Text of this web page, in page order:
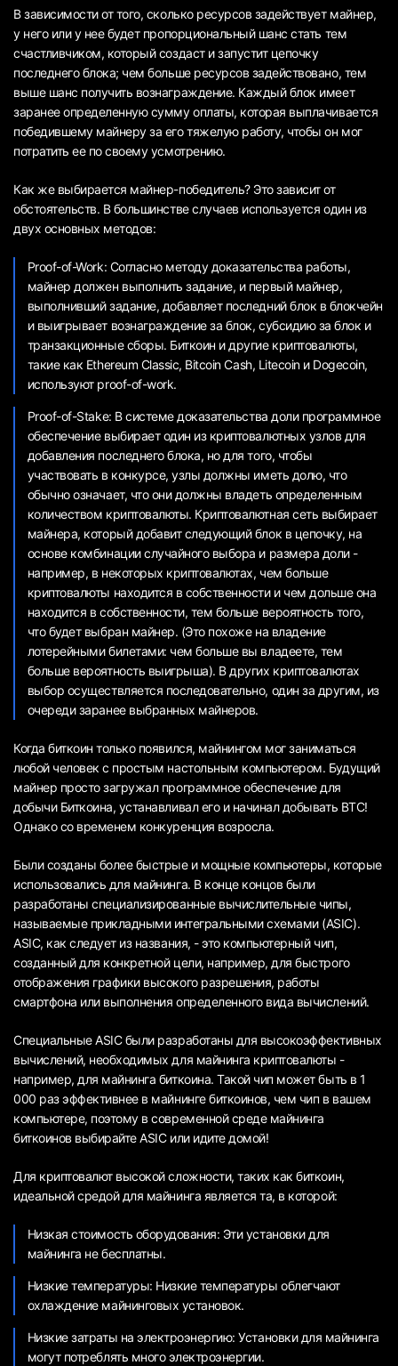
В зависимости от того, сколько ресурсов задействует майнер,
у него или у нее будет пропорциональный шанс стать тем
счастливчиком, который создаст и запустит цепочку
последнего блока; чем больше ресурсов задействовано, тем
выше шанс получить вознаграждение. Каждый блок имеет
заранее определенную сумму оплаты, которая выплачивается
победившему майнеру за его тяжелую работу, чтобы он мог
потратить ее по своему усмотрению.
Как же выбирается майнер-победитель? Это зависит от
обстоятельств. В большинстве случаев используется один из
двух основных методов:
Proof-of-Work: Согласно методу доказательства работы,
майнер должен выполнить задание, и первый майнер,
выполнивший задание, добавляет последний блок в блокчейн
и выигрывает вознаграждение за блок, субсидию за блок и
транзакционные сборы. Биткоин и другие криптовалюты,
такие как Ethereum Classic, Bitcoin Cash, Litecoin и Dogecoin,
используют proof-of-work.
Proof-of-Stake: В системе доказательства доли программное
обеспечение выбирает один из криптовалютных узлов для
добавления последнего блока, но для того, чтобы
участвовать в конкурсе, узлы должны иметь долю, что
обычно означает, что они должны владеть определенным
количеством криптовалюты. Криптовалютная сеть выбирает
майнера, который добавит следующий блок в цепочку, на
основе комбинации случайного выбора и размера доли -
например, в некоторых криптовалютах, чем больше
криптовалюты находится в собственности и чем дольше она
находится в собственности, тем больше вероятность того,
что будет выбран майнер. (Это похоже на владение
лотерейными билетами: чем больше вы владеете, тем
больше вероятность выигрыша). В других криптовалютах
выбор осуществляется последовательно, один за другим, из
очереди заранее выбранных майнеров.
Когда биткоин только появился, майнингом мог заниматься
любой человек с простым настольным компьютером. Будущий
майнер просто загружал программное обеспечение для
добычи Биткоина, устанавливал его и начинал добывать BTC!
Однако со временем конкуренция возросла.
Были созданы более быстрые и мощные компьютеры, которые
использовались для майнинга. В конце концов были
разработаны специализированные вычислительные чипы,
называемые прикладными интегральными схемами (ASIC).
ASIC, как следует из названия, - это компьютерный чип,
созданный для конкретной цели, например, для быстрого
отображения графики высокого разрешения, работы
смартфона или выполнения определенного вида вычислений.
Специальные ASIC были разработаны для высокоэффективных
вычислений, необходимых для майнинга криптовалюты -
например, для майнинга биткоина. Такой чип может быть в 1
000 раз эффективнее в майнинге биткоинов, чем чип в вашем
компьютере, поэтому в современной среде майнинга
биткоинов выбирайте ASIC или идите домой!
Для криптовалют высокой сложности, таких как биткоин,
идеальной средой для майнинга является та, в которой:
Низкая стоимость оборудования: Эти установки для
майнинга не бесплатны.
Низкие температуры: Низкие температуры облегчают
охлаждение майнинговых установок.
Низкие затраты на электроэнергию: Установки для майнинга
могут потреблять много электроэнергии.